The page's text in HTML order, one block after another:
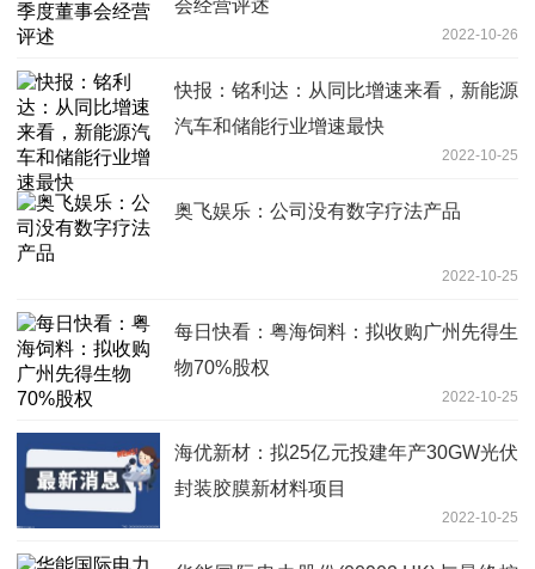
会经营评述
2022-10-26
快报：铭利达：从同比增速来看，新能源
汽车和储能行业增速最快
2022-10-25
奥飞娱乐：公司没有数字疗法产品
2022-10-25
每日快看：粤海饲料：拟收购广州先得生
物70%股权
2022-10-25
海优新材：拟25亿元投建年产30GW光伏
封装胶膜新材料项目
2022-10-25